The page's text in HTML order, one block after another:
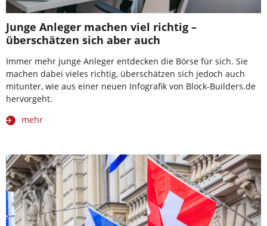
Junge Anleger machen viel richtig –
überschätzen sich aber auch
Immer mehr junge Anleger entdecken die Börse für sich. Sie
machen dabei vieles richtig, überschätzen sich jedoch auch
mitunter, wie aus einer neuen Infografik von Block-Builders.de
hervorgeht.
mehr